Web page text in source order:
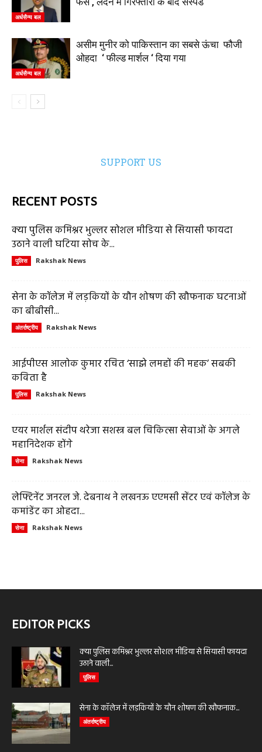
अर्धसैन्य बल
अर्धसैन्य बल
असीम मुनीर को पाकिस्तान का सबसे ऊंचा फौजी
ओहदा ‘ फील्ड मार्शल ‘ दिया गया
SUPPORT US
RECENT POSTS
क्या पुलिस कमिश्नर भुल्लर सोशल मीडिया से सियासी फायदा
उठाने वाली घटिया सोच के...
पुलिस Rakshak News
सेना के कॉलेज में लड़कियों के यौन शोषण की खौफनाक घटनाओं
का बीबीसी...
अंतर्राष्ट्रीय Rakshak News
आईपीएस आलोक कुमार रचित ‘साझे लमहों की महक’ सबकी
कविता है
पुलिस Rakshak News
एयर मार्शल संदीप थरेजा सशस्त्र बल चिकित्सा सेवाओं के अगले
महानिदेशक होंगे
सेना Rakshak News
लेफ्टिनेंट जनरल जे. देबनाथ ने लखनऊ एएमसी सेंटर एवं कॉलेज के
कमांडेंट का ओहदा...
सेना Rakshak News
EDITOR PICKS
क्या पुलिस कमिश्नर भुल्लर सोशल मीडिया से सियासी फायदा
उठाने वाली...
पुलिस
सेना के कॉलेज में लड़कियों के यौन शोषण की खौफनाक...
अंतर्राष्ट्रीय